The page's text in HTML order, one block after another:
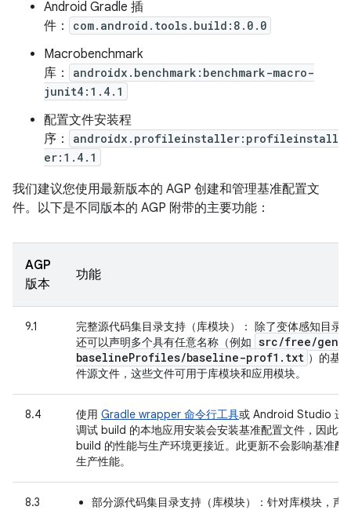
Android Gradle 插
件：
com.android.tools.build:8.0.0
Macrobenchmark
库：
androidx.benchmark:benchmark-macro-
junit4:1.4.1
配置文件安装程
序：
androidx.profileinstaller:profileinstall
er:1.4.1
我们建议您使用最新版本的 AGP 创建和管理基准配置文
件。以下是不同版本的 AGP 附带的主要功能：
AGP
版本
功能
9.1 完整源代码集目录支持（库模块）
： 除了变体感知目录
还可以声明多个具有任意名称（例如 src/free/
baselineProfiles/baseline-prof1 . txt ）的基
件源文件，这些文件可用于库模块和应用模块。
8.4 使用 Gradle wrapper 命令行工具或 Android Studio 进
调试 build 的本地应用安装会安装基准配置文件，因此
build 的性能与生产环境更接近。此更新不会影响基准配
生产性能。
8.3 部分源代码集目录支持（库模块）
：针对库模块，声